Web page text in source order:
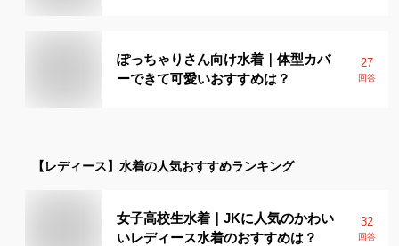
ぽっちゃりさん向け水着｜体型カバ
ーできて可愛いおすすめは？
27
回答
【レディース】 水着の人気おすすめランキング
女子高校生水着｜JKに人気のかわい
いレディース水着のおすすめは？
32
回答